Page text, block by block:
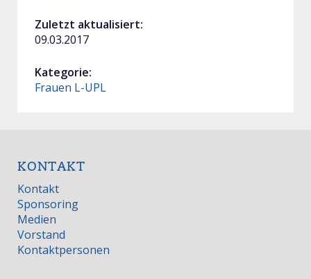
Zuletzt aktualisiert:
09.03.2017
Kategorie:
Frauen L-UPL
KONTAKT
Kontakt
Sponsoring
Medien
Vorstand
Kontaktpersonen